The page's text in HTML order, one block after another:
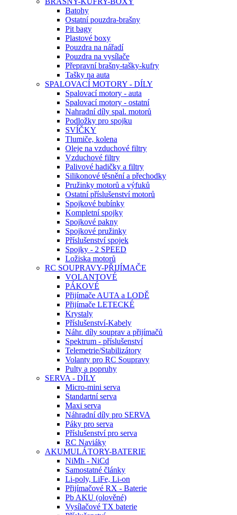
Batohy
Ostatní pouzdra-brašny
Pit bagy
Plastové boxy
Pouzdra na nářadí
Pouzdra na vysílače
Přepravní brašny-tašky-kufry
Tašky na auta
SPALOVACÍ MOTORY - DÍLY
Spalovací motory - auta
Spalovací motory - ostatní
Nahradní díly spal. motorů
Podložky pro spojku
SVÍČKY
Tlumiče, kolena
Oleje na vzduchové filtry
Vzduchové filtry
Palivové hadičky a filtry
Silikonové těsnění a přechodky
Pružinky motorů a výfuků
Ostatní příslušenství motorů
Spojkové bubínky
Kompletní spojky
Spojkové pakny
Spojkové pružinky
Příslušenství spojek
Spojky - 2 SPEED
Ložiska motorů
RC SOUPRAVY-PŘIJÍMAČE
VOLANTOVÉ
PÁKOVÉ
Přijímače AUTA a LODĚ
Přijímače LETECKÉ
Krystaly
Příslušenství-Kabely
Náhr. díly souprav a přijímačů
Spektrum - příslušenství
Telemetrie/Stabilizátory
Volanty pro RC Soupravy
Pulty a popruhy
SERVA - DÍLY
Micro-mini serva
Standartní serva
Maxi serva
Náhradní díly pro SERVA
Páky pro serva
Příslušenství pro serva
RC Naviáky
AKUMULÁTORY-BATERIE
NiMh - NiCd
Samostatné články
Li-poly, LiFe, Li-on
Přijímačové RX - Baterie
Pb AKU (olověné)
Vysílačové TX baterie